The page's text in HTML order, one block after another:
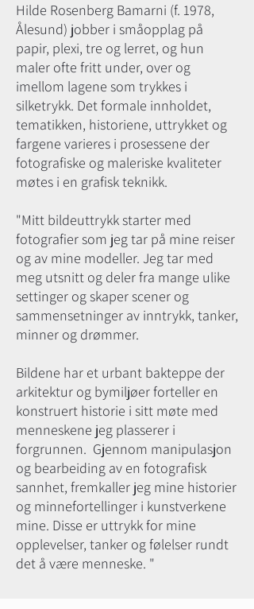
Hilde Rosenberg Bamarni (f. 1978,
Ålesund) jobber i småopplag på
papir, plexi, tre og lerret, og hun
maler ofte fritt under, over og
imellom lagene som trykkes i
silketrykk. Det formale innholdet,
tematikken, historiene, uttrykket og
fargene varieres i prosessene der
fotografiske og maleriske kvaliteter
møtes i en grafisk teknikk.
"Mitt bildeuttrykk starter med
fotografier som jeg tar på mine reiser
og av mine modeller. Jeg tar med
meg utsnitt og deler fra mange ulike
settinger og skaper scener og
sammensetninger av inntrykk, tanker,
minner og drømmer.
Bildene har et urbant bakteppe der
arkitektur og bymiljøer forteller en
konstruert historie i sitt møte med
menneskene jeg plasserer i
forgrunnen. Gjennom manipulasjon
og bearbeiding av en fotografisk
sannhet, fremkaller jeg mine historier
og minnefortellinger i kunstverkene
mine. Disse er uttrykk for mine
opplevelser, tanker og følelser rundt
det å være menneske. "